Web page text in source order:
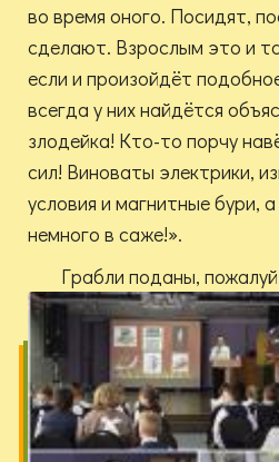
во время оного. Посидят,
сделают. Взрослым это и
если и произойдёт
всегда у них найдётся
злодейка! Кто-то порчу
сил! Виноваты электрики,
условия и магнитные бури,
немного в саже!».
Грабли поданы,